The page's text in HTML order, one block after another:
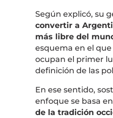
Según explicó, su
convertir a
más libre del
esquema en el
ocupan el primer
definición de las
En ese sentido,
enfoque se basa en
de la tradición